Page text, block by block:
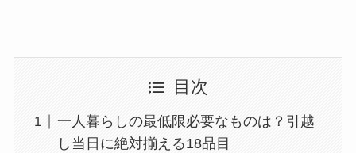
目次
一人暮らしの最低限必要なものは？引越
し当日に絶対揃える18品目